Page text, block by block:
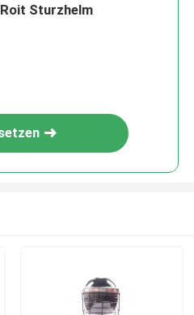
Sturzhelm